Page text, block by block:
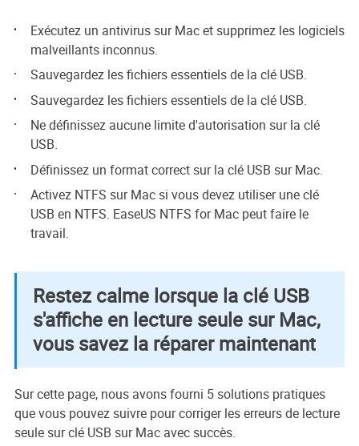
Exécutez un antivirus sur Mac et supprimez les logiciels
malveillants inconnus.
Sauvegardez les fichiers essentiels de la clé USB.
Sauvegardez les fichiers essentiels de la clé USB.
Ne définissez aucune limite d'autorisation sur la clé
USB.
Définissez un format correct sur la clé USB sur Mac.
Activez NTFS sur Mac si vous devez utiliser une clé
USB en NTFS. EaseUS NTFS for Mac peut faire le
travail.
Restez calme lorsque la clé USB
s'affiche en lecture seule sur Mac,
vous savez la réparer maintenant
Sur cette page, nous avons fourni 5 solutions pratiques
que vous pouvez suivre pour corriger les erreurs de lecture
seule sur clé USB sur Mac avec succès.